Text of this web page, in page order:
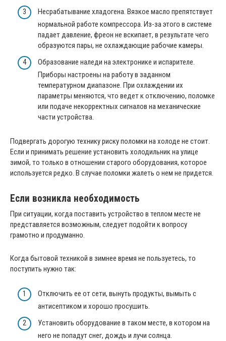
Несрабатывание хладогена. Вязкое масло препятствует
нормальной работе компрессора. Из-за этого в системе
падает давление, фреон не вскипает, в результате чего
образуются пары, не охлаждающие рабочие камеры.
Образование наледи на электронике и испарителе.
Приборы настроены на работу в заданном
температурном диапазоне. При охлаждении их
параметры меняются, что ведет к отключению, поломке
или подаче некорректных сигналов на механические
части устройства.
Подвергать дорогую технику риску поломки на холоде не стоит.
Если и принимать решение установить холодильник на улице
зимой, то только в отношении старого оборудования, которое
используется редко. В случае поломки жалеть о нем не придется.
Если возникла необходимость
При ситуации, когда поставить устройство в теплом месте не
представляется возможным, следует подойти к вопросу
грамотно и продуманно.
Когда бытовой техникой в зимнее время не пользуетесь, то
поступить нужно так:
Отключить ее от сети, вынуть продукты, вымыть с
антисептиком и хорошо просушить.
Установить оборудование в таком месте, в котором на
него не попадут снег, дождь и лучи солнца.